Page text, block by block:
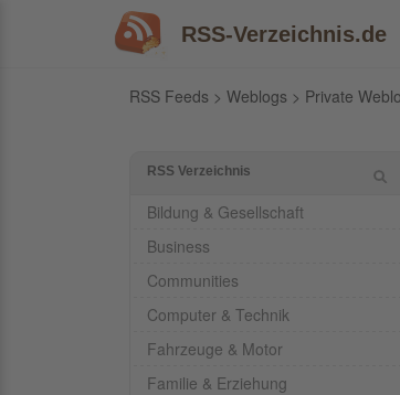
RSS-Verzeichnis.de
RSS Feeds > Weblogs > Private
RSS Verzeichnis
Bildung & Gesellschaft
Business
Communities
Computer & Technik
Fahrzeuge & Motor
Familie & Erziehung